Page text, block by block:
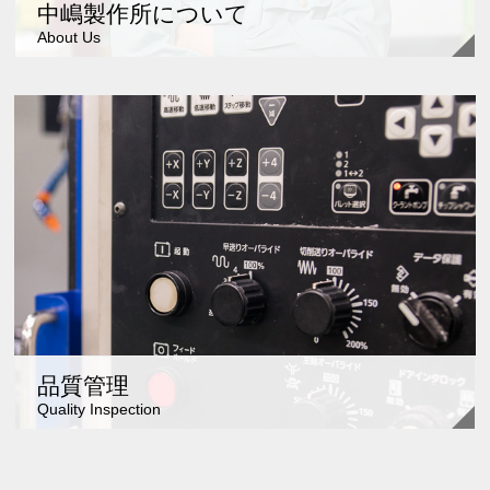
中嶋製作所について
About Us
品質管理
Quality Inspection